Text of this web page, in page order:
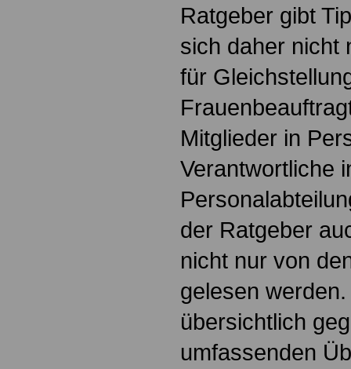
Ratgeber gibt
sich daher nicht
für
Mitglieder in
Verantwortliche
der Ratgeber
nicht nur von
gelesen
übersichtlich
umfassenden